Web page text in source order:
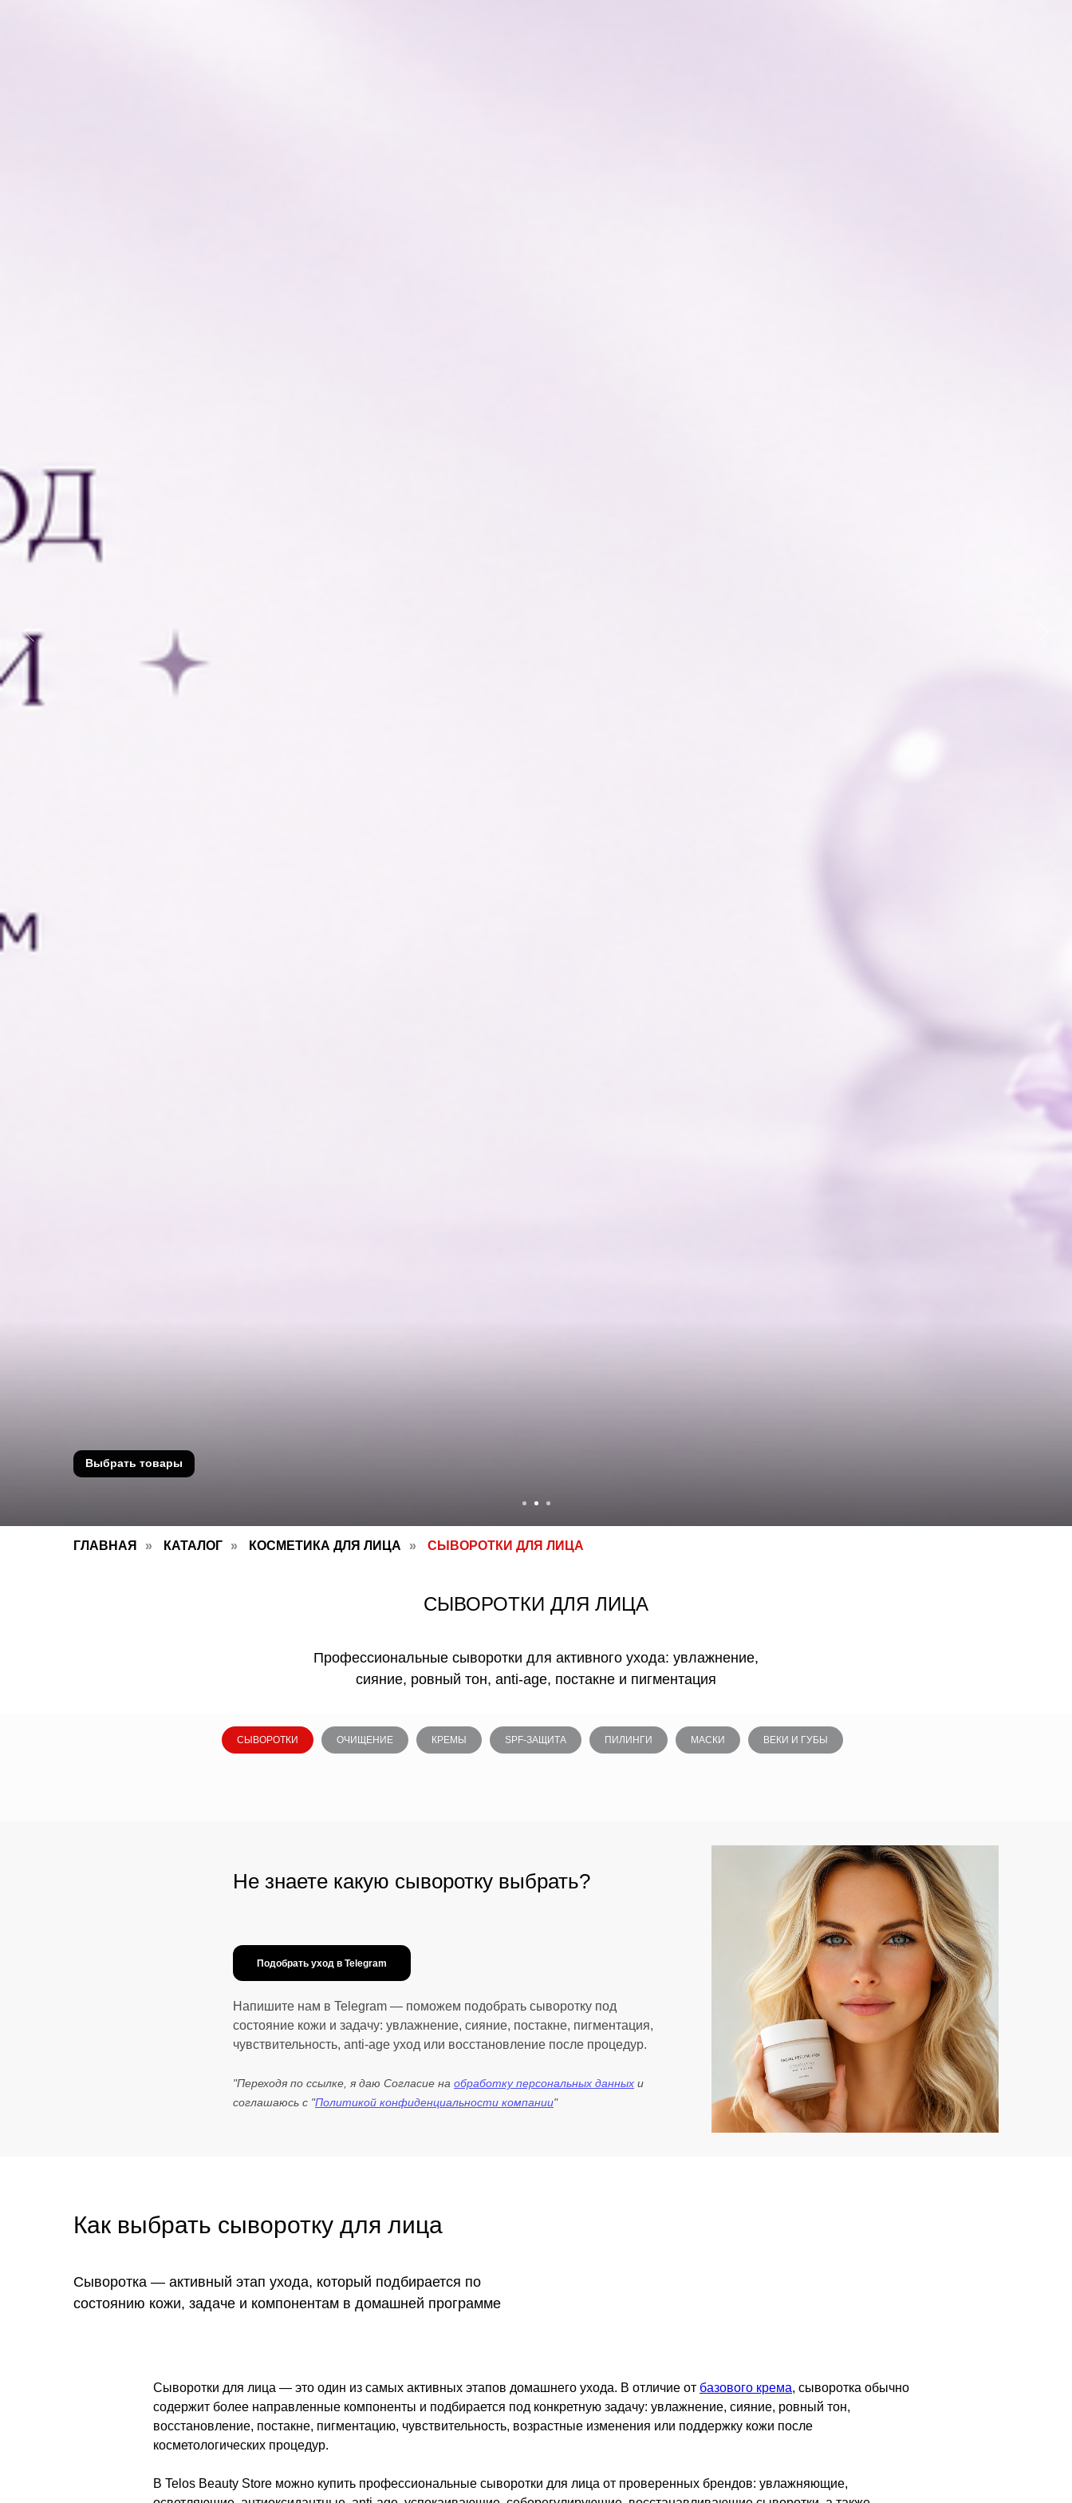
Выбрать товары
ГЛАВНАЯ » КАТАЛОГ » КОСМЕТИКА ДЛЯ ЛИЦА » СЫВОРОТКИ ДЛЯ ЛИЦА
СЫВОРОТКИ ДЛЯ ЛИЦА
Профессиональные сыворотки для активного ухода: увлажнение,
сияние, ровный тон, anti-age, постакне и пигментация
СЫВОРОТКИ ОЧИЩЕНИЕ КРЕМЫ SPF-ЗАЩИТА ПИЛИНГИ МАСКИ ВЕКИ И ГУБЫ
Не знаете какую сыворотку выбрать?
Подобрать уход в Telegram
Напишите нам в Telegram — поможем подобрать сыворотку под
состояние кожи и задачу: увлажнение, сияние, постакне, пигментация,
чувствительность, anti-age уход или восстановление после процедур.
"Переходя по ссылке, я даю Согласие на обработку персональных данных и
соглашаюсь с "Политикой конфиденциальности компании"
Как выбрать сыворотку для лица
Сыворотка — активный этап ухода, который подбирается по
состоянию кожи, задаче и компонентам в домашней программе
Сыворотки для лица — это один из самых активных этапов домашнего ухода. В отличие от базового крема, сыворотка обычно
содержит более направленные компоненты и подбирается под конкретную задачу: увлажнение, сияние, ровный тон,
восстановление, постакне, пигментацию, чувствительность, возрастные изменения или поддержку кожи после
косметологических процедур.
В Telos Beauty Store можно купить профессиональные сыворотки для лица от проверенных брендов: увлажняющие,